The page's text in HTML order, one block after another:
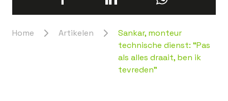
Home Artikelen
Sankar, monteur
technische dienst: “Pas
als alles draait, ben ik
tevreden”